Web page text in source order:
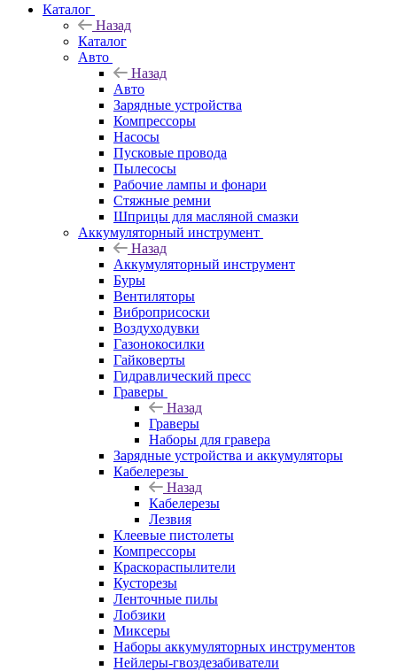
Каталог
Назад
Каталог
Авто
Назад
Авто
Зарядные устройства
Компрессоры
Насосы
Пусковые провода
Пылесосы
Рабочие лампы и фонари
Стяжные ремни
Шприцы для масляной смазки
Аккумуляторный инструмент
Назад
Аккумуляторный инструмент
Буры
Вентиляторы
Виброприсоски
Воздуходувки
Газонокосилки
Гайковерты
Гидравлический пресс
Граверы
Назад
Граверы
Наборы для гравера
Зарядные устройства и аккумуляторы
Кабелерезы
Назад
Кабелерезы
Лезвия
Клеевые пистолеты
Компрессоры
Краскораспылители
Кусторезы
Ленточные пилы
Лобзики
Миксеры
Наборы аккумуляторных инструментов
Нейлеры-гвоздезабиватели